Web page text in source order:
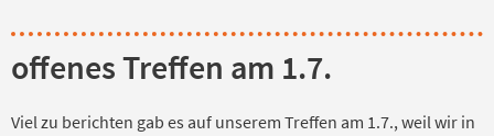
offenes Treffen am 1.7.
Viel zu berichten gab es auf unserem Treffen am 1.7., weil wir in